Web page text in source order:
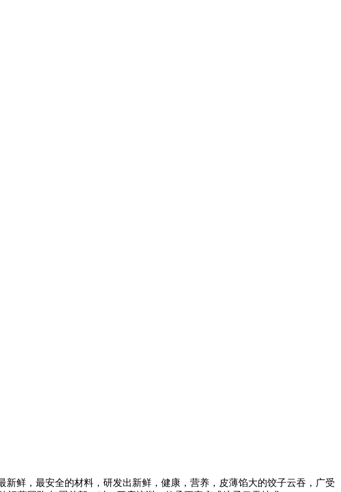
新鲜，最安全的材料，研发出新鲜，健康，营养，皮薄馅大的饺子云吞，广受